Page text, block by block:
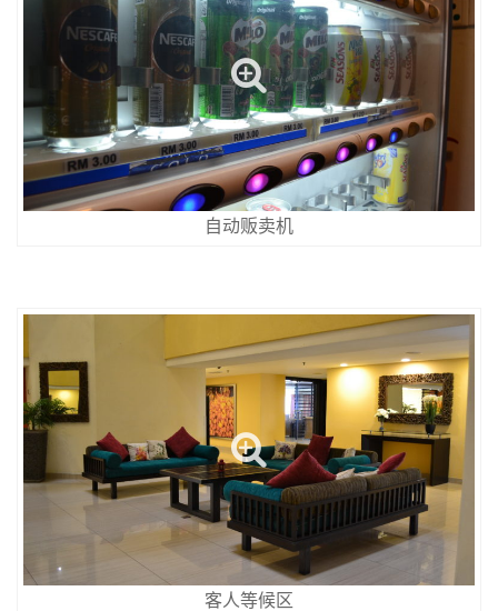
自动贩卖机
客人等候区